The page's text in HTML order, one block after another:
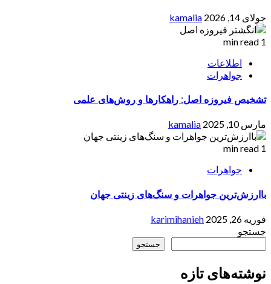
جولای 14, 2026 kamalia
1 min read
اطلاعات
جواهرات
تشخیص فیروزه اصل: راهکارها و روش‌های علمی
مارس 10, 2025 kamalia
1 min read
جواهرات
باارزش‌ترین جواهرات و سنگ‌های زینتی جهان
فوریه 26, 2025
karimihanieh
جستجو
جستجو
نوشته‌های تازه